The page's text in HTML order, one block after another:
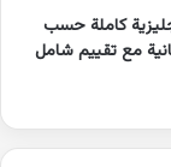
كاملة حسب
مع تقييم شامل